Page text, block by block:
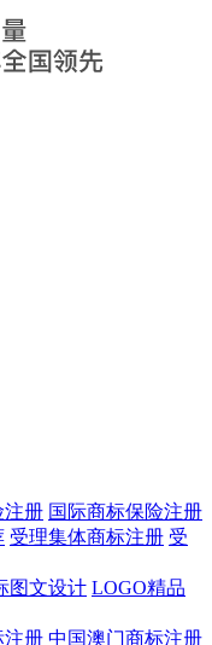
注册 国际商标保险注册
受理集体商标注册 受
图文设计 LOGO精品
注册 中国澳门商标注册